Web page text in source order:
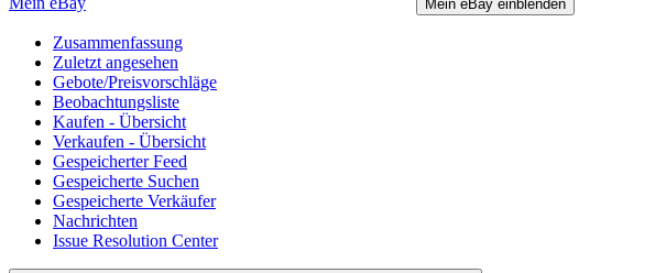
Mein eBay einblenden
Zusammenfassung
Zuletzt angesehen
Gebote/Preisvorschläge
Beobachtungsliste
Kaufen - Übersicht
Verkaufen - Übersicht
Gespeicherter Feed
Gespeicherte Suchen
Gespeicherte Verkäufer
Nachrichten
Issue Resolution Center